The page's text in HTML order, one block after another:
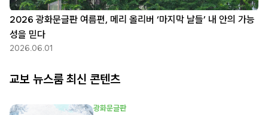
2026 광화문글판 여름편, 메리 올리버 ‘마지막 날들’ 내 안의 가능
성을 믿다
2026.06.01
교보 뉴스룸 최신 콘텐츠
광화문글판